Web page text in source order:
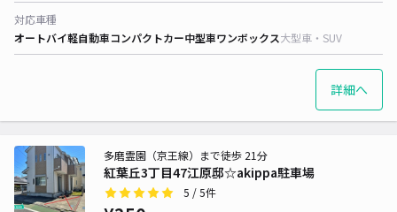
対応車種
オートバイ軽自動車コンパクトカー中型車ワンボックス大型車・SUV
詳細へ
紅葉丘3丁目47江原邸☆akippa駐車場
多磨霊園（京王線）まで徒歩 21分
5 / 5件